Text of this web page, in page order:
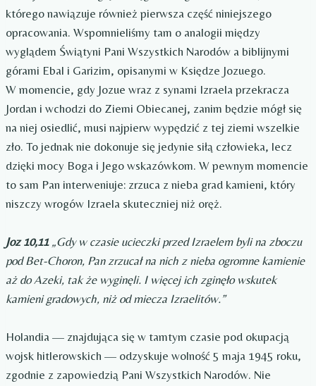
którego nawiązuje również pierwsza część niniejszego
opracowania. Wspomnieliśmy tam o analogii między
wyglądem Świątyni Pani Wszystkich Narodów a biblijnymi
górami Ebal i Garizim, opisanymi w Księdze Jozuego.
W momencie, gdy Jozue wraz z synami Izraela przekracza
Jordan i wchodzi do Ziemi Obiecanej, zanim będzie mógł się
na niej osiedlić, musi najpierw wypędzić z tej ziemi wszelkie
zło. To jednak nie dokonuje się jedynie siłą człowieka, lecz
dzięki mocy Boga i Jego wskazówkom. W pewnym momencie
to sam Pan interweniuje: zrzuca z nieba grad kamieni, który
niszczy wrogów Izraela skuteczniej niż oręż.
Joz 10,11 „Gdy w czasie ucieczki przed Izraelem byli na zboczu
pod Bet-Choron, Pan zrzucał na nich z nieba ogromne kamienie
aż do Azeki, tak że wyginęli. I więcej ich zginęło wskutek
kamieni gradowych, niż od miecza Izraelitów.”
Holandia — znajdująca się w tamtym czasie pod okupacją
wojsk hitlerowskich — odzyskuje wolność 5 maja 1945 roku,
zgodnie z zapowiedzią Pani Wszystkich Narodów. Nie